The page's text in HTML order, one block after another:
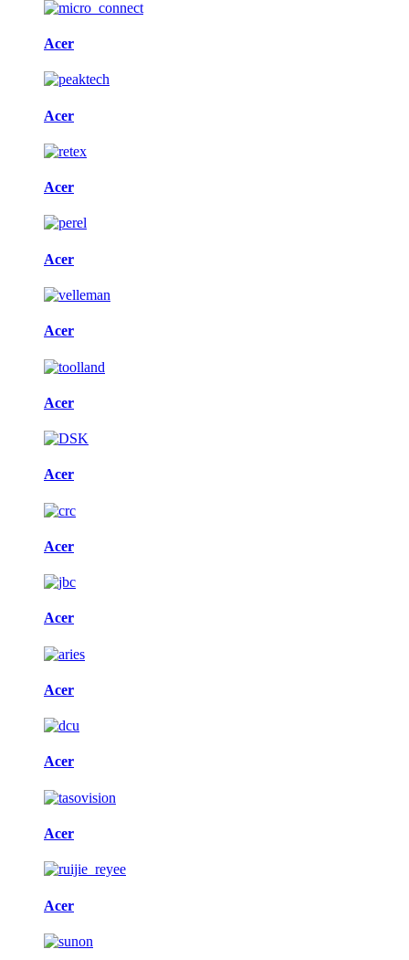
Acer
Acer
Acer
Acer
Acer
Acer
Acer
Acer
Acer
Acer
Acer
Acer
Acer